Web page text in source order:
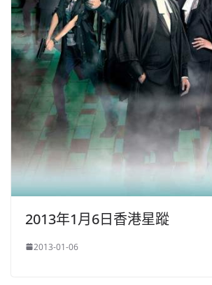
2013年1月6日香港星蹤
2013-01-06